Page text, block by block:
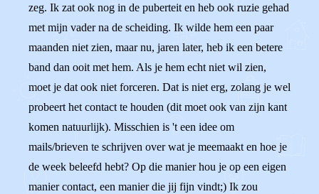
zeg. Ik zat ook nog in de puberteit en heb ook ruzie gehad
met mijn vader na de scheiding. Ik wilde hem een paar
maanden niet zien, maar nu, jaren later, heb ik een betere
band dan ooit met hem. Als je hem echt niet wil zien,
moet je dat ook niet forceren. Dat is niet erg, zolang je wel
probeert het contact te houden (dit moet ook van zijn kant
komen natuurlijk). Misschien is 't een idee om
mails/brieven te schrijven over wat je meemaakt en hoe je
de week beleefd hebt? Op die manier hou je op een eigen
manier contact, een manier die jij fijn vindt;) Ik zou